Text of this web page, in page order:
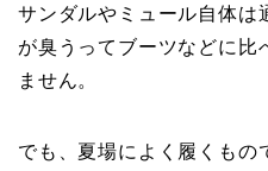
サンダルやミュール自体は
が臭うってブーツなどに比
ません。
でも、夏場によく履くもの